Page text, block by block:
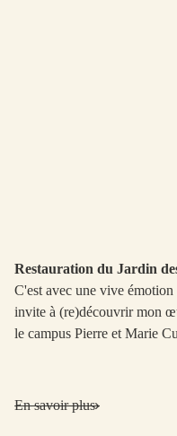
Restauration du Jardin
C'est avec une vive
invite à (re)découvrir mon
le campus Pierre et Marie
En savoir plus